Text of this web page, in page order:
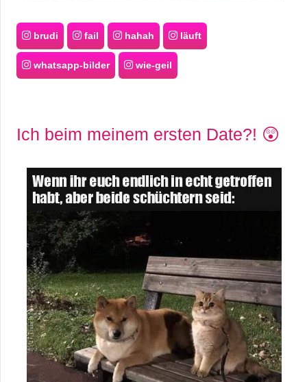
brudi fail hahah läuft
whatsapp-bilder wie-geil
Ich beim meinem ersten Date?! 😲